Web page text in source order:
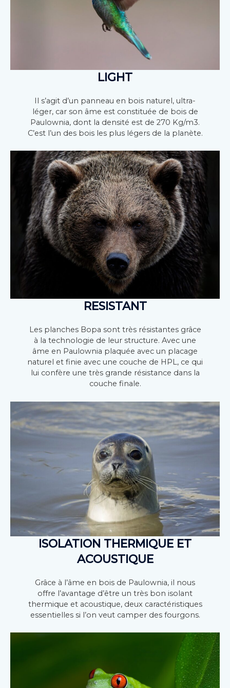
LIGHT
Il s’agit d’un panneau en bois naturel, ultra-
léger, car son âme est constituée de bois de
Paulownia, dont la densité est de 270 Kg/m3.
C’est l’un des bois les plus légers de la planète.
RESISTANT
Les planches Bopa sont très résistantes grâce
à la technologie de leur structure. Avec une
âme en Paulownia plaquée avec un placage
naturel et finie avec une couche de HPL, ce qui
lui confère une très grande résistance dans la
couche finale.
ISOLATION THERMIQUE ET
ACOUSTIQUE
Grâce à l’âme en bois de Paulownia, il nous
offre l’avantage d’être un très bon isolant
thermique et acoustique, deux caractéristiques
essentielles si l’on veut camper des fourgons.